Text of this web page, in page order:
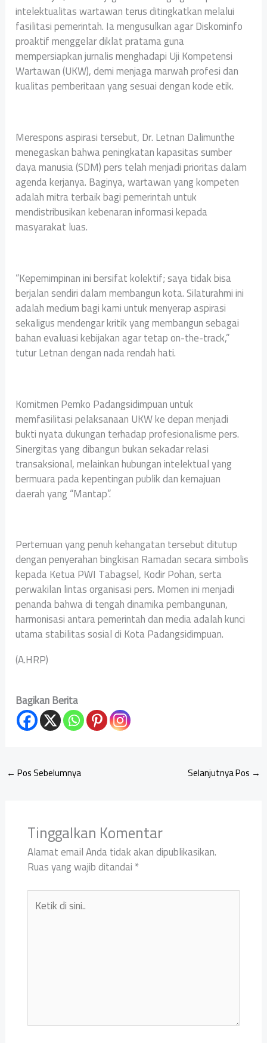
intelektualitas wartawan terus ditingkatkan melalui
fasilitasi pemerintah. Ia mengusulkan agar Diskominfo
proaktif menggelar diklat pratama guna
mempersiapkan jurnalis menghadapi Uji Kompetensi
Wartawan (UKW), demi menjaga marwah profesi dan
kualitas pemberitaan yang sesuai dengan kode etik.
Merespons aspirasi tersebut, Dr. Letnan Dalimunthe
menegaskan bahwa peningkatan kapasitas sumber
daya manusia (SDM) pers telah menjadi prioritas dalam
agenda kerjanya. Baginya, wartawan yang kompeten
adalah mitra terbaik bagi pemerintah untuk
mendistribusikan kebenaran informasi kepada
masyarakat luas.
“Kepemimpinan ini bersifat kolektif; saya tidak bisa
berjalan sendiri dalam membangun kota. Silaturahmi ini
adalah medium bagi kami untuk menyerap aspirasi
sekaligus mendengar kritik yang membangun sebagai
bahan evaluasi kebijakan agar tetap on-the-track,”
tutur Letnan dengan nada rendah hati.
Komitmen Pemko Padangsidimpuan untuk
memfasilitasi pelaksanaan UKW ke depan menjadi
bukti nyata dukungan terhadap profesionalisme pers.
Sinergitas yang dibangun bukan sekadar relasi
transaksional, melainkan hubungan intelektual yang
bermuara pada kepentingan publik dan kemajuan
daerah yang “Mantap”.
Pertemuan yang penuh kehangatan tersebut ditutup
dengan penyerahan bingkisan Ramadan secara simbolis
kepada Ketua PWI Tabagsel, Kodir Pohan, serta
perwakilan lintas organisasi pers. Momen ini menjadi
penanda bahwa di tengah dinamika pembangunan,
harmonisasi antara pemerintah dan media adalah kunci
utama stabilitas sosial di Kota Padangsidimpuan.
(A.HRP)
Bagikan Berita
← Pos Sebelumnya Selanjutnya Pos →
Tinggalkan Komentar
Alamat email Anda tidak akan dipublikasikan.
Ruas yang wajib ditandai*
Ketik